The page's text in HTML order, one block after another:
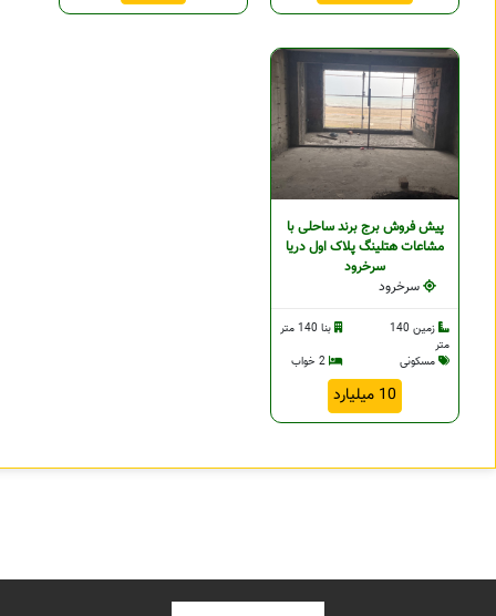
پیش فروش برج برند ساحلی با
مشاعات هتلینگ پلاک اول دریا
سرخرود
سرخرود
زمین 140
متر
بنا 140 متر
مسکونی
2 خواب
10 میلیارد